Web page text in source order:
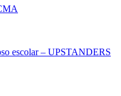
escolar – UPSTANDERS